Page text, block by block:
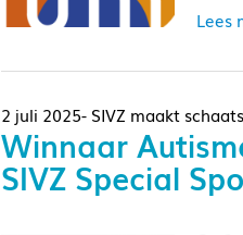
Lees
2 juli 2025- SIVZ maakt
Winnaar
SIVZ Special